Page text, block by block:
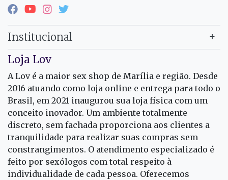
Institucional
Loja Lov
A Lov é a maior sex shop de Marília e região. Desde
2016 atuando como loja online e entrega para todo o
Brasil, em 2021 inaugurou sua loja física com um
conceito inovador. Um ambiente totalmente
discreto, sem fachada proporciona aos clientes a
tranquilidade para realizar suas compras sem
constrangimentos. O atendimento especializado é
feito por sexólogos com total respeito à
individualidade de cada pessoa. Oferecemos